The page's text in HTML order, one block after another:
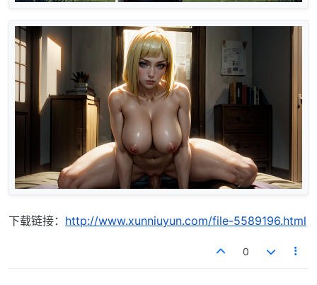
下载链接： http://www.xunniuyun.com/file-5589196.html
0